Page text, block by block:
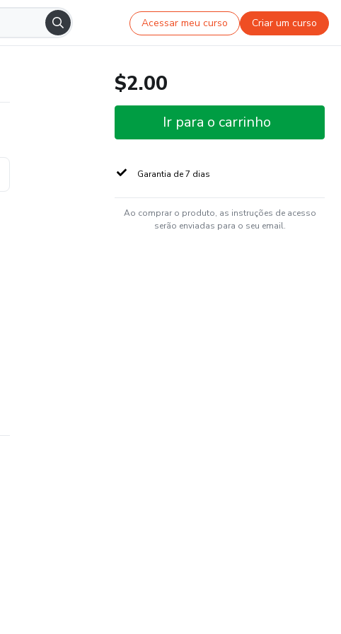
Acessar meu curso Criar um curso
$2.00
Ir para o carrinho
Garantia de 7 dias
Ao comprar o produto, as instruções de acesso
serão enviadas para o seu email.